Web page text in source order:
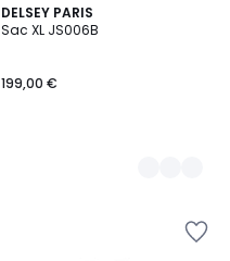
DELSEY PARIS
Sac XL JS006B
199,00 €
4
Couleurs